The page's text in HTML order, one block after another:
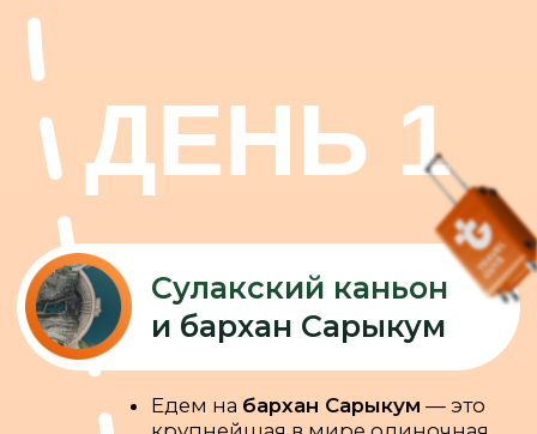
Катаемся на сапбордах на
Ирганайском водохранилище
июня по сентябрь) 😍
Исследуем загадочные пещеры
гуляем по
подвесному мосту
После обеда мы поднимемся на
посмотрим на водохранилище с
высоты
Ирганайское
водохранилищена
реке Койсу